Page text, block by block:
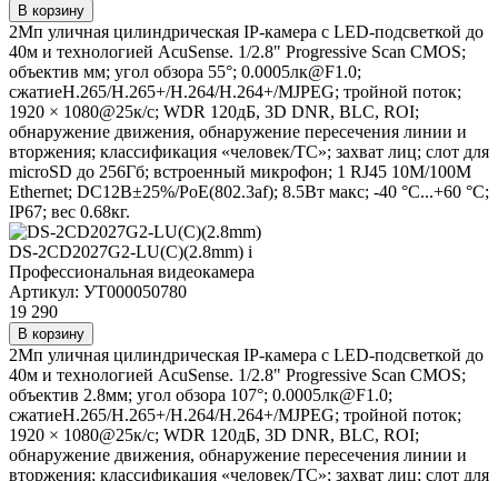
В корзину
2Мп уличная цилиндрическая IP-камера с LED-подсветкой до
40м и технологией AcuSense. 1/2.8" Progressive Scan CMOS;
объектив мм; угол обзора 55°; 0.0005лк@F1.0;
сжатиеH.265/H.265+/H.264/H.264+/MJPEG; тройной поток;
1920 × 1080@25к/с; WDR 120дБ, 3D DNR, BLC, ROI;
обнаружение движения, обнаружение пересечения линии и
вторжения; классификация «человек/ТС»; захват лиц; слот для
microSD до 256Гб; встроенный микрофон; 1 RJ45 10M/100M
Ethernet; DC12В±25%/PoE(802.3af); 8.5Вт макс; -40 °C...+60 °C;
IP67; вес 0.68кг.
DS-2CD2027G2-LU(C)(2.8mm) i
Профессиональная видеокамера
Артикул: УТ000050780
19 290
В корзину
2Мп уличная цилиндрическая IP-камера с LED-подсветкой до
40м и технологией AcuSense. 1/2.8" Progressive Scan CMOS;
объектив 2.8мм; угол обзора 107°; 0.0005лк@F1.0;
сжатиеH.265/H.265+/H.264/H.264+/MJPEG; тройной поток;
1920 × 1080@25к/с; WDR 120дБ, 3D DNR, BLC, ROI;
обнаружение движения, обнаружение пересечения линии и
вторжения; классификация «человек/ТС»; захват лиц; слот для